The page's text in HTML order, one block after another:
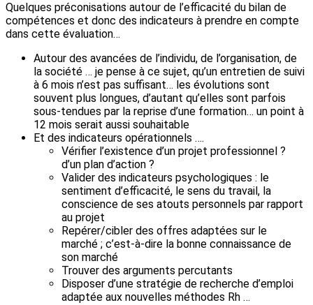
Quelques préconisations autour de l’efficacité du bilan de
compétences et donc des indicateurs à prendre en compte
dans cette évaluation…
Autour des avancées de l’individu, de l’organisation, de
la société … je pense à ce sujet, qu’un entretien de suivi
à 6 mois n’est pas suffisant… les évolutions sont
souvent plus longues, d’autant qu’elles sont parfois
sous-tendues par la reprise d’une formation… un point à
12 mois serait aussi souhaitable
Et des indicateurs opérationnels ….
Vérifier l’existence d’un projet professionnel ?
d’un plan d’action ?
Valider des indicateurs psychologiques : le
sentiment d’efficacité, le sens du travail, la
conscience de ses atouts personnels par rapport
au projet
Repérer/cibler des offres adaptées sur le
marché ; c’est-à-dire la bonne connaissance de
son marché
Trouver des arguments percutants
Disposer d’une stratégie de recherche d’emploi
adaptée aux nouvelles méthodes Rh …